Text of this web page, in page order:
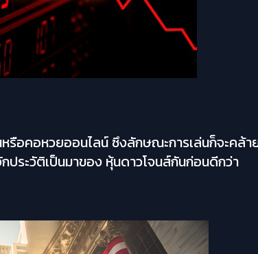
อคอหวยออนไลน์ ซึงลักษณะการเล่นก็จะคล้
ประวัติเป็นมาของ หุ้นดาวโจนส์กันก่อนดีกว่า